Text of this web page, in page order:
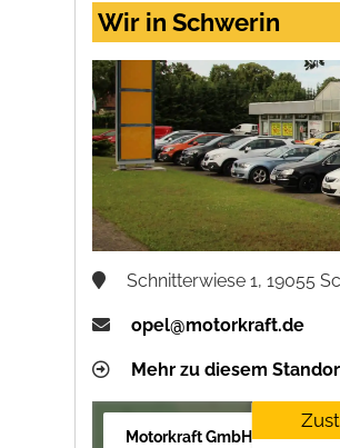
Wir in Schwerin
Schnitterwiese 1, 19055
opel@motorkraft.de
Mehr zu diesem
Motorkraft GmbH